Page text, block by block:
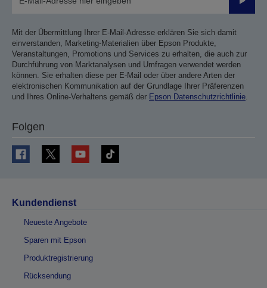
Mit der Übermittlung Ihrer E-Mail-Adresse erklären Sie sich damit
einverstanden, Marketing-Materialien über Epson Produkte,
Veranstaltungen, Promotions und Services zu erhalten, die auch zur
Durchführung von Marktanalysen und Umfragen verwendet werden
können. Sie erhalten diese per E-Mail oder über andere Arten der
elektronischen Kommunikation auf der Grundlage Ihrer Präferenzen
und Ihres Online-Verhaltens gemäß der Epson Datenschutzrichtlinie
Folgen
Kundendienst
Neueste Angebote
Sparen mit Epson
Produktregistrierung
Rücksendung